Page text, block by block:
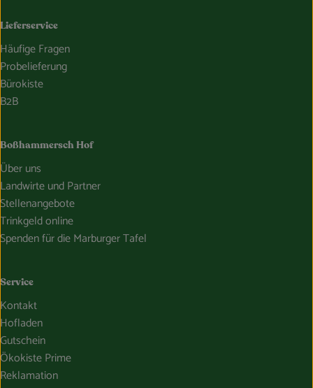
Lieferservice
Häufige Fragen
Probelieferung
Bürokiste
B2B
Boßhammersch Hof
Über uns
Landwirte und Partner
Stellenangebote
Trinkgeld online
Spenden für die Marburger Tafel
Service
Kontakt
Hofladen
Gutschein
Ökokiste Prime
Reklamation